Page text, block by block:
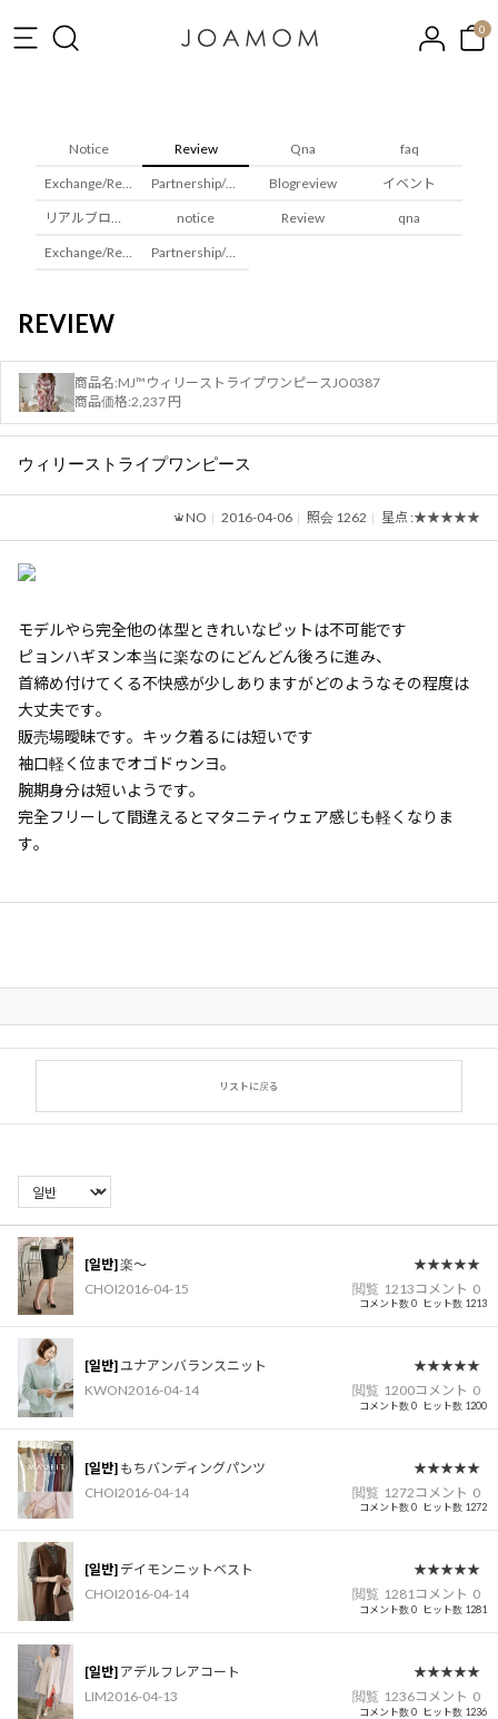
0
Notice Review Qna faq
Exchange/Returns Partnership/Wholesale Blogreview イベント
リアルブロガレビュー notice Review qna
Exchange/Returns Partnership/Wholesale
REVIEW
商品名:MJ™ウィリーストライプワンピースJO0387
商品価格:2,237 円
ウィリーストライプワンピース
NO 2016-04-06 照会 1262 星点 :★★★★★
モデルやら完全他の体型ときれいなピットは不可能です
ピョンハギヌン本当に楽なのにどんどん後ろに進み、
首締め付けてくる不快感が少しありますがどのようなその程度は
大丈夫です。
販売場曖昧です。キック着るには短いです
袖口軽く位までオゴドゥンヨ。
腕期身分は短いようです。
完全フリーして間違えるとマタニティウェア感じも軽くなりま
す。
リストに戻る
コメント数 0 ヒット数 1213
[일반]楽〜
★★★★★
CHOI2016-04-15 閲覧 1213 コメント 0
コメント数 0 ヒット数 1200
[일반] ユナアンバランスニット
★★★★★
KWON2016-04-14 閲覧 1200コメント 0
コメント数 0 ヒット数 1272
[일반] もちバンディングパンツ
★★★★★
CHOI2016-04-14 閲覧 1272 コメント 0
コメント数 0 ヒット数 1281
[일반] デイモンニットベスト
★★★★★
CHOI2016-04-14 閲覧 1281コメント 0
コメント数 0 ヒット数 1236
[일반] アデルフレアコート
★★★★★
LIM2016-04-13 閲覧 1236コメント 0